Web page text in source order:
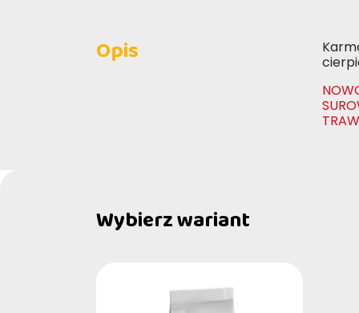
Opis
Wybierz wariant